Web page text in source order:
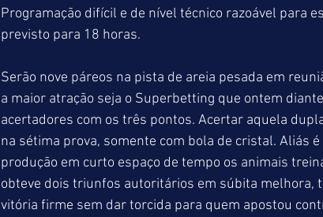
Programação difícil e de nível técnico razoável para
previsto para 18 horas.
Serão nove páreos na pista de areia pesada em
a maior atração seja o Superbetting que ontem
acertadores com os três pontos. Acertar aquela dupla
na sétima prova, somente com bola de cristal. Aliás
produção em curto espaço de tempo os animais
obteve dois triunfos autoritários em súbita melhora,
vitória firme sem dar torcida para quem apostou